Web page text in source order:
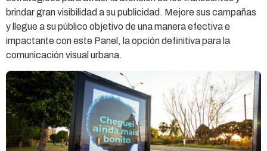
brindar gran visibilidad a su publicidad. Mejore sus campañas
y llegue a su público objetivo de una manera efectiva e
impactante con este Panel, la opción definitiva para la
comunicación visual urbana.